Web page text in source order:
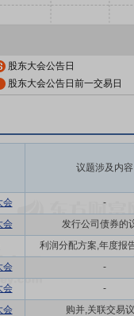
股东大会公告日
股东大会公告日前一交易日
议题涉及内容
会
-
会
发行公司债券的
利润分配方案,年度报
会
-
会
-
会
购并,关联交易